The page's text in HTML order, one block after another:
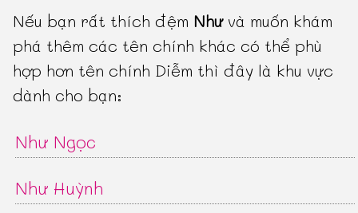
Nếu bạn rất thích đệm Nhưvà muốn khám
phá thêm các tên chính khác có thể phù
hợp hơn tên chính Diễm thì đây là khu vực
dành cho bạn:
Như Ngọc
Như Huỳnh